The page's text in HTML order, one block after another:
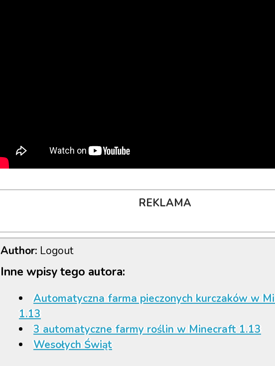
REKLAMA
Author: Logout
Inne wpisy tego autora:
Automatyczna farma pieczonych kurczaków w
1.13
3 automatyczne farmy roślin w Minecraft 1.13
Wesołych Świąt